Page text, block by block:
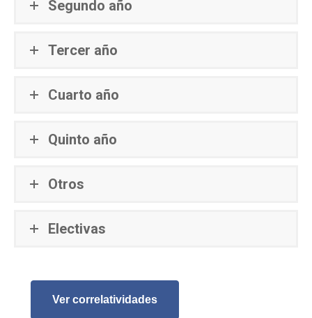
Segundo año
Tercer año
Cuarto año
Quinto año
Otros
Electivas
Ver correlatividades